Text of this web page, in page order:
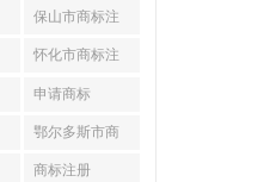
册
保山市商标注
册
怀化市商标注
册
申请商标
鄂尔多斯市商
标注册
商标注册